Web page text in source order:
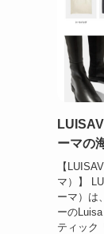
ーマの
【
マ）】
ーマ）は
ーの
ティック